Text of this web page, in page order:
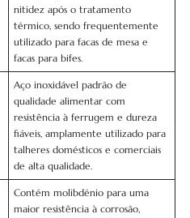
nitidez após o tratamento
térmico, sendo frequentemente
utilizado para facas de mesa e
facas para bifes.
Aço inoxidável padrão de
qualidade alimentar com
resistência à ferrugem e dureza
fiáveis, amplamente utilizado para
talheres domésticos e comerciais
de alta qualidade.
Contém molibdénio para uma
maior resistência à corrosão,